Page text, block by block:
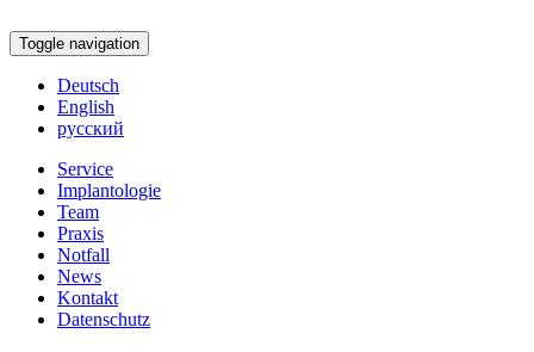
Toggle navigation
Deutsch
English
русский
Service
Implantologie
Team
Praxis
Notfall
News
Kontakt
Datenschutz